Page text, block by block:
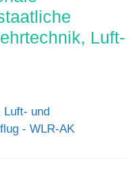
Luft-
Luft- und
- WLR-AK